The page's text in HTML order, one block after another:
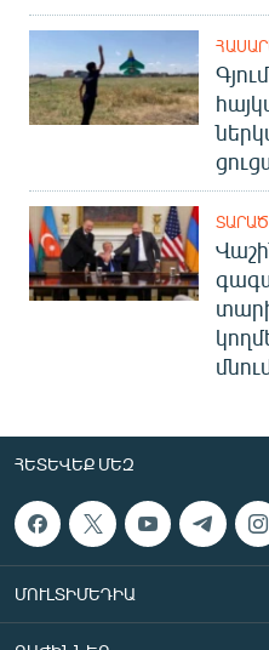
ՀԵՏԵՎԵՔ ՄԵԶ
ՄՈՒԼՏԻՄԵԴԻԱ